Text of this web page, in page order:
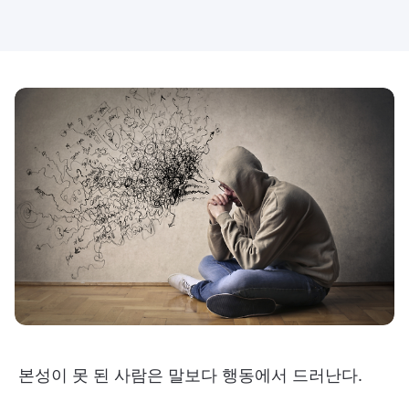
본성이 못 된 사람은 말보다 행동에서 드러난다.